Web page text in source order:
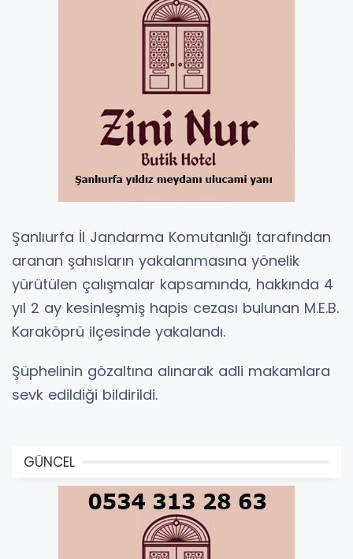
Şanlıurfa İl Jandarma Komutanlığı tarafından
aranan şahısların yakalanmasına yönelik
yürütülen çalışmalar kapsamında, hakkında 4
yıl 2 ay kesinleşmiş hapis cezası bulunan M.E.B.
Karaköprü ilçesinde yakalandı.
Şüphelinin gözaltına alınarak adli makamlara
sevk edildiği bildirildi.
GÜNCEL